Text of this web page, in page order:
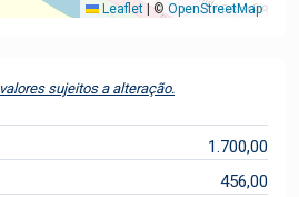
Leaflet |© OpenStreetMap
valores sujeitos a alteração.
1.700,00
456,00